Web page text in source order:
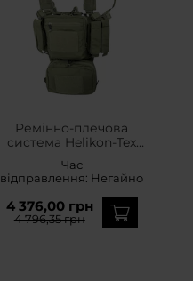
Ремінно-плечова
система Helikon-Tex
Green
Час
відправлення: Негайно
4 376,00 грн
4 796,35 грн